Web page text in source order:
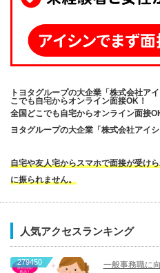
トヨタグループの大企業「株式会社ア
こでも自宅からオンライン面接OK！
全国どこでも自宅からオンライン面接
ヨタグループの大企業「株式会社アイ
自宅や友人宅からスマホで面接が受け
に振られません。
人気アクセスランキング
279450
一般事務職に